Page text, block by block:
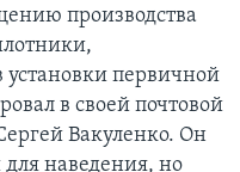
производства
установки первичной
в своей почтовой
Вакуленко. Он
наведения, но